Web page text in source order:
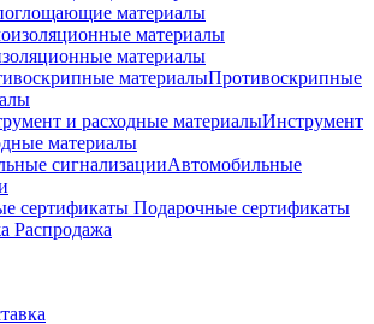
материалы
материалы
Противоскрипные
Инструмент
материалы
Автомобильные
Подарочные сертификаты
Распродажа